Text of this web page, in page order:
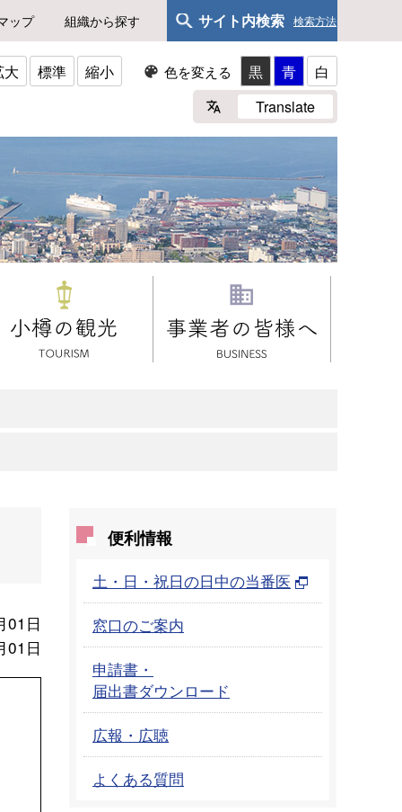
ップ 組織から探す サイト内検索 検索方法
大 標準 縮小 色を変える 黒 青
白
Translate
01日
01日
便利情報
土・日・祝日の日中の当番医
窓口のご案内
申請書・
届出書ダウンロード
広報・広聴
よくある質問